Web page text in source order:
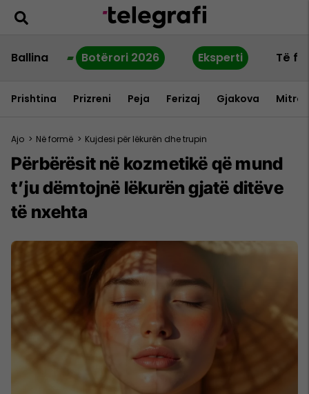
Ballina Botërori 2026 Eksperti Të
Prishtina Prizreni Peja Ferizaj Gjakova
Ajo > Në formë > Kujdesi për lëkurën dhe trupin
Përbërësit në kozmetikë që mund
t’ju dëmtojnë lëkurën gjatë ditëve
të nxehta